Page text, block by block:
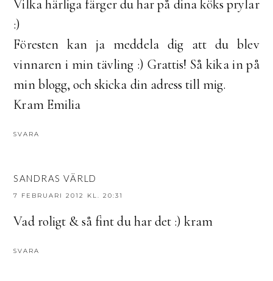
Vilka härliga färger du har på dina köks prylar
:)
Föresten kan ja meddela dig att du blev
vinnaren i min tävling :) Grattis! Så kika in på
min blogg, och skicka din adress till mig.
Kram Emilia
SVARA
SANDRAS VÄRLD
7 FEBRUARI 2012 KL. 20:31
Vad roligt & så fint du har det :) kram
SVARA